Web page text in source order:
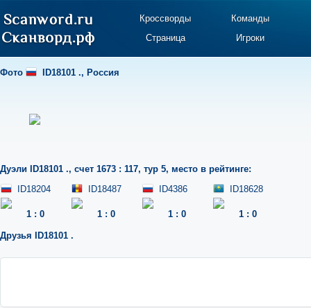
Кроссворды
Команды
Страница
Игроки
Фото ID18101 ., Россия
Дуэли ID18101 ., счет 1673 : 117, тур 5, место в рейтинге:
ID18204
1 : 0
ID18487
1 : 0
ID4386
1 : 0
ID18628
1 : 0
Друзья ID18101 .